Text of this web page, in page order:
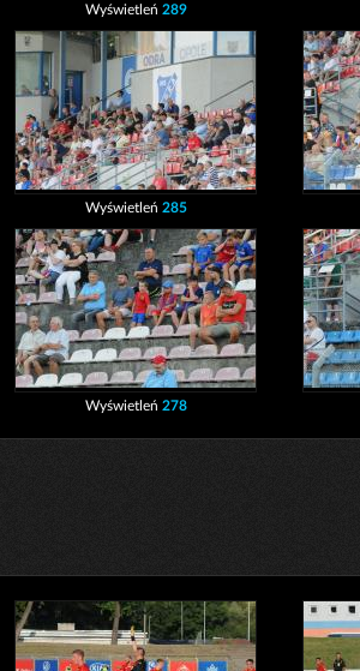
Wyświetleń 289
Wyświetleń 285
Wyświetleń 278